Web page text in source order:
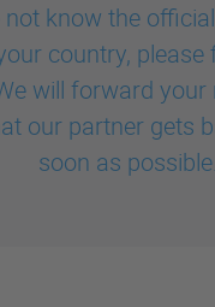
not know the
country, please
will forward your
our partner gets
soon as possible.